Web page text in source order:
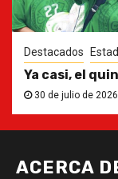
Destacados
Ya casi, el
30 de julio de 2026
ACERCA